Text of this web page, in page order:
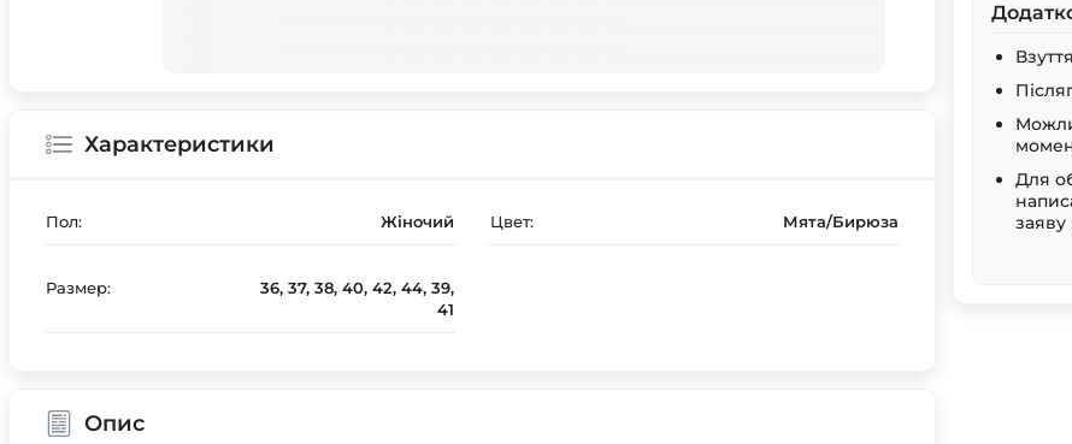
Для
заяву
Характеристики
Пол: Жіночий Цвет: Мята/Бирюза
Размер:
36, 37, 38, 40, 42, 44, 39,
41
Опис